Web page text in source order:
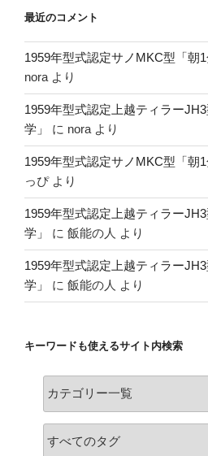
最近のコメント
1959年型式認定サノMKC型「朝1
nora より
1959年型式認定上越ティラー
学」
に nora より
1959年型式認定サノMKC型「朝1
っぴより
1959年型式認定上越ティラー
学」
に 飯能の人 より
1959年型式認定上越ティラー
学」
に 飯能の人 より
キーワードも使えるサイト内検索